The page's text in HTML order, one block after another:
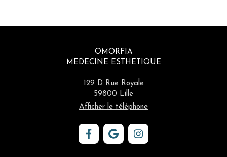
OMORFIA
MEDECINE ESTHETIQUE
129 D Rue Royale
59800 Lille
Afficher le téléphone